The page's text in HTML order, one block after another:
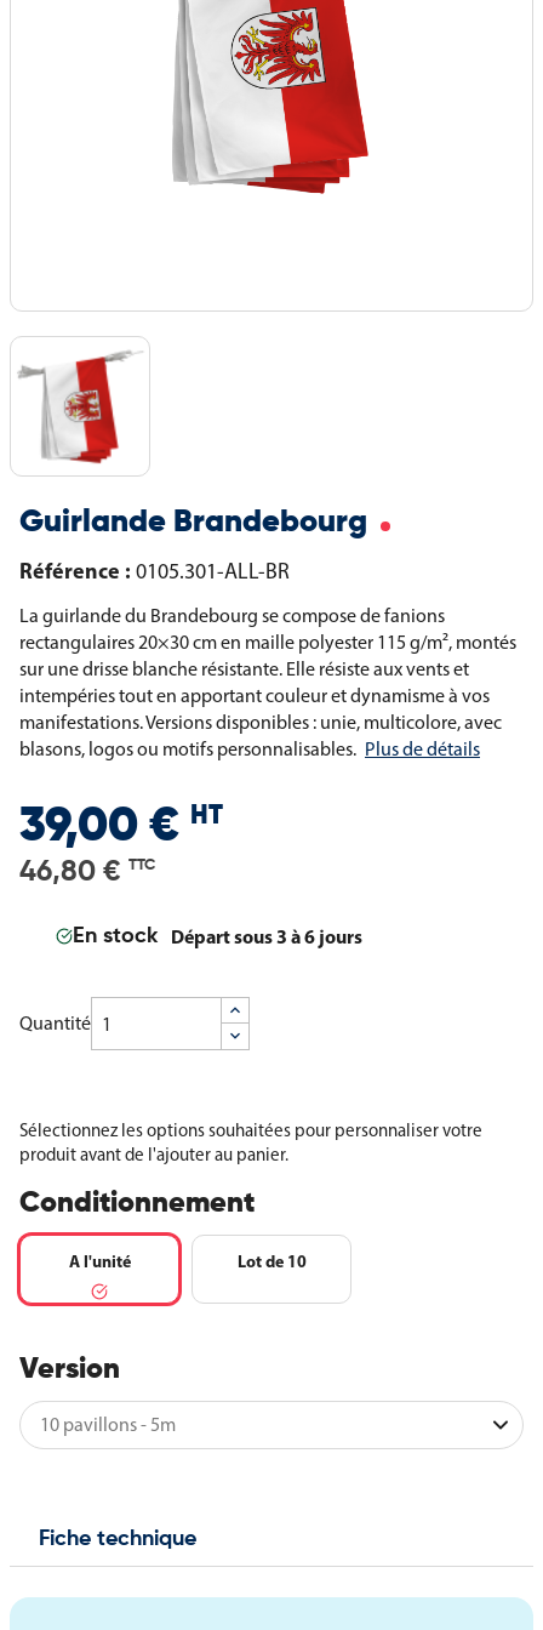
Guirlande Brandebourg
Référence : 0105.301-ALL-BR
La guirlande du Brandebourg se compose de fanions
rectangulaires 20×30 cm en maille polyester 115 g/m², montés
sur une drisse blanche résistante. Elle résiste aux vents et
intempéries tout en apportant couleur et dynamisme à vos
manifestations. Versions disponibles : unie, multicolore, avec
blasons, logos ou motifs personnalisables. Plus de détails
39,00 € HT
46,80 € TTC
En stock Départ sous 3 à 6 jours
Quantité
Sélectionnez les options souhaitées pour personnaliser votre
produit avant de l'ajouter au panier.
Conditionnement
A l'unité Lot de 10
Version
Fiche technique